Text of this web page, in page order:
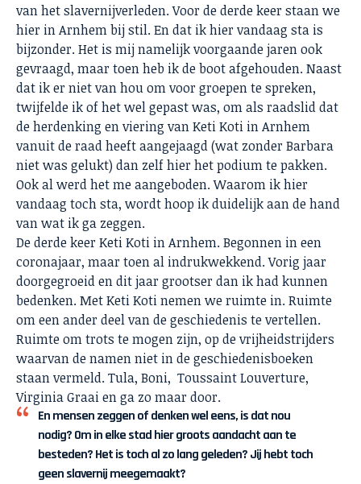
van het slavernijverleden. Voor de derde keer staan we
hier in Arnhem bij stil. En dat ik hier vandaag sta is
bijzonder. Het is mij namelijk voorgaande jaren ook
gevraagd, maar toen heb ik de boot afgehouden. Naast
dat ik er niet van hou om voor groepen te spreken,
twijfelde ik of het wel gepast was, om als raadslid dat
de herdenking en viering van Keti Koti in Arnhem
vanuit de raad heeft aangejaagd (wat zonder Barbara
niet was gelukt) dan zelf hier het podium te pakken.
Ook al werd het me aangeboden. Waarom ik hier
vandaag toch sta, wordt hoop ik duidelijk aan de hand
van wat ik ga zeggen.
De derde keer Keti Koti in Arnhem. Begonnen in een
coronajaar, maar toen al indrukwekkend. Vorig jaar
doorgegroeid en dit jaar grootser dan ik had kunnen
bedenken. Met Keti Koti nemen we ruimte in. Ruimte
om een ander deel van de geschiedenis te vertellen.
Ruimte om trots te mogen zijn, op de vrijheidstrijders
waarvan de namen niet in de geschiedenisboeken
staan vermeld. Tula, Boni, Toussaint Louverture,
Virginia Graai en ga zo maar door.
En mensen zeggen of denken wel eens, is dat nou
nodig? Om in elke stad hier groots aandacht aan te
besteden? Het is toch al zo lang geleden? Jij hebt toch
geen slavernij meegemaakt?